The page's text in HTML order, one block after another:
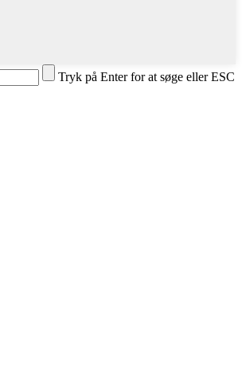
Tryk på Enter for at søge eller ESC